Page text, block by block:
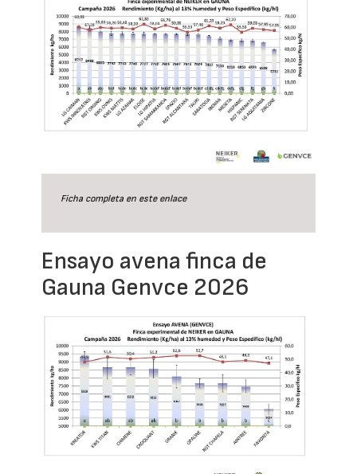
Ficha completa en este enlace
Ensayo avena finca de
Gauna Genvce 2026